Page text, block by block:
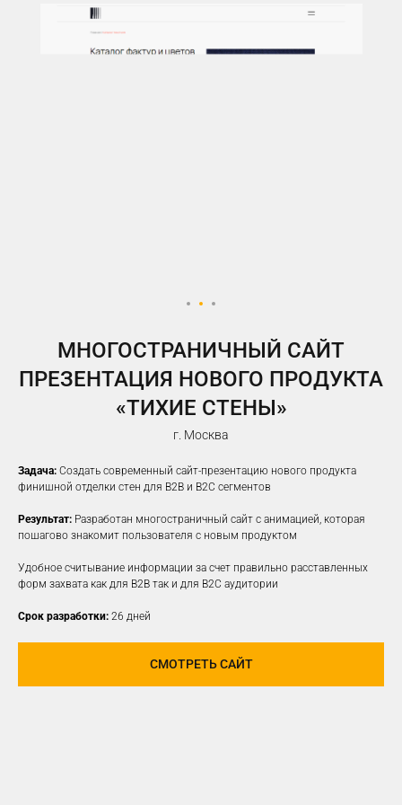
МНОГОСТРАНИЧНЫЙ САЙТ
ПРЕЗЕНТАЦИЯ НОВОГО ПРОДУКТА
«ТИХИЕ СТЕНЫ»
г. Москва
Задача: Создать современный сайт-презентацию нового продукта
финишной отделки стен для B2B и B2C сегментов
Результат: Разработан многостраничный сайт с анимацией, которая
пошагово знакомит пользователя с новым продуктом
Удобное считывание информации за счет правильно расставленных
форм захвата как для B2B так и для B2C аудитории
Срок разработки: 26 дней
СМОТРЕТЬ САЙТ